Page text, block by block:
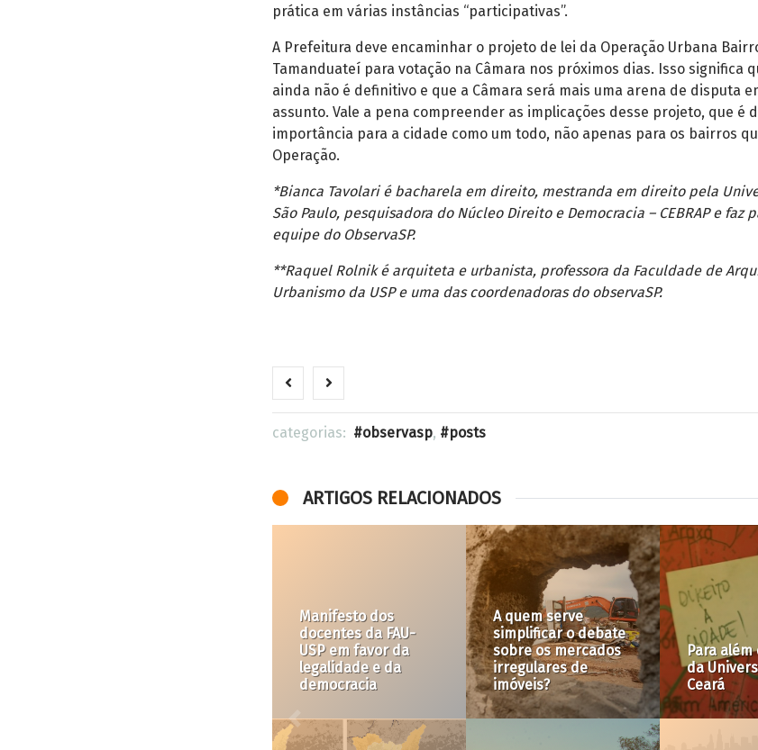
prática em várias instâncias “participativas”.
A Prefeitura deve encaminhar o projeto de lei da Operação Urbana
Tamanduateí para votação na Câmara nos próximos dias. Isso significa
ainda não é definitivo e que a Câmara será mais uma arena de disputa
assunto. Vale a pena compreender as implicações desse projeto, que é
importância para a cidade como um todo, não apenas para os bairros
Operação.
*Bianca Tavolari é bacharela em direito, mestranda em direito pela
São Paulo, pesquisadora do Núcleo Direito e Democracia – CEBRAP e faz
equipe do ObservaSP.
**Raquel Rolnik é arquiteta e urbanista, professora da Faculdade de
Urbanismo da USP e uma das coordenadoras do observaSP.
categorias: observasp, posts
ARTIGOS RELACIONADOS
em SP: estamos
diante de uma
máquina de
despejos e
remoções?
Das lutas, dos
reposicionamentos
no território e a
potência
transformadora das
mulheres
Parque
Covas ou
pela ação